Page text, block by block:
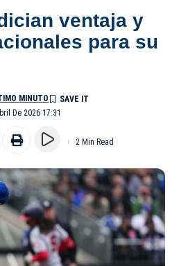
ventaja y
para su
De 2026 17:31
MINUTO
2 Min Read